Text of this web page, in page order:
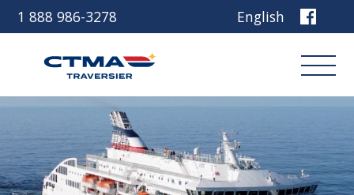
1 888 986-3278 English
Connexion
Réservez